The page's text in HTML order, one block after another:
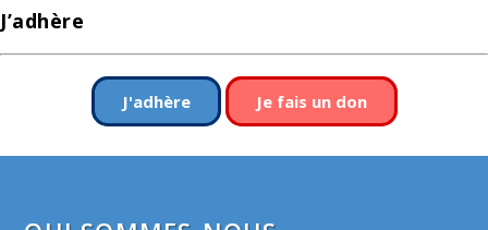
J’adhère
J'adhère Je fais un don